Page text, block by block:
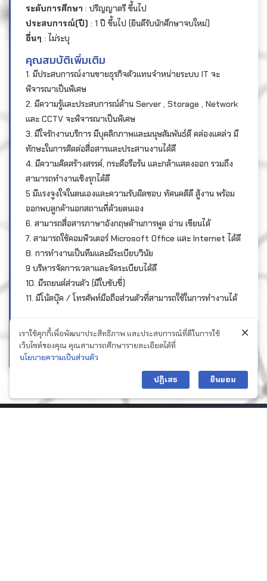
ระดับการศึกษา : ปริญญาตรี ขึ้นไป
ประสบการณ์(ปี) : 1 ปี ขึ้นไป (ยินดีรับนักศึกษาจบใหม่)
อื่นๆ : ไม่ระบุ
คุณสมบัติเพิ่มเติม
1. มีประสบการณ์งานขายธุรกิจตัวแทนจำหน่ายระบบ IT จะ
พิจารณาเป็นพิเศษ
2. มีความรู้และประสบการณ์ด้าน Server , Storage , Network
และ CCTV จะพิจารณาเป็นพิเศษ
3. มีใจรักงานบริการ มีบุคลิกภาพและมนุษสัมพันธ์ดี คล่องแคล่ว มี
ทักษะในการติดต่อสื่อสารและประสานงานได้ดี
4. มีความคิดสร้างสรรค์, กระตือรือร้น และกล้าแสดงออก รวมถึง
สามารถทำงานเชิงรุกได้ดี
5 มีแรงจูงใจในตนเองและความรับผิดชอบ ทัศนคติดี สู้งาน พร้อม
ออกพบลูกค้านอกสถานที่ด้วยตนเอง
6. สามารถสื่อสารภาษาอังกฤษด้านการพูด อ่าน เขียนได้
7. สามารถใช้คอมพิวเตอร์ Microsoft Office และ Internet ได้ดี
8. การทำงานเป็นทีมและมีระเบียบวินัย
9 บริหารจัดการเวลาและจัดระเบียบได้ดี
10. มีรถยนต์ส่วนตัว (มีใบขับขี่)
11. มีโน้ตบุ๊ค / โทรศัพท์มือถือส่วนตัวที่สามารถใช้ในการทำงานได้
สมัครงาน
เราใช้คุกกี้เพื่อพัฒนาประสิทธิภาพ และประสบการณ์ที่ดีในการใช้
เว็บไซต์ของคุณ คุณสามารถศึกษารายละเอียดได้ที่
นโยบายความเป็นส่วนตัว
ปฏิเสธ ยินยอม
Contact us
Open